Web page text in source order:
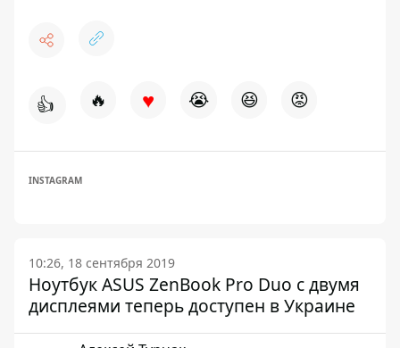
👍 🔥 ♥ 😭 😆 😡
INSTAGRAM
10:26, 18 сентября 2019
Ноутбук ASUS ZenBook Pro Duo с двумя
дисплеями теперь доступен в Украине